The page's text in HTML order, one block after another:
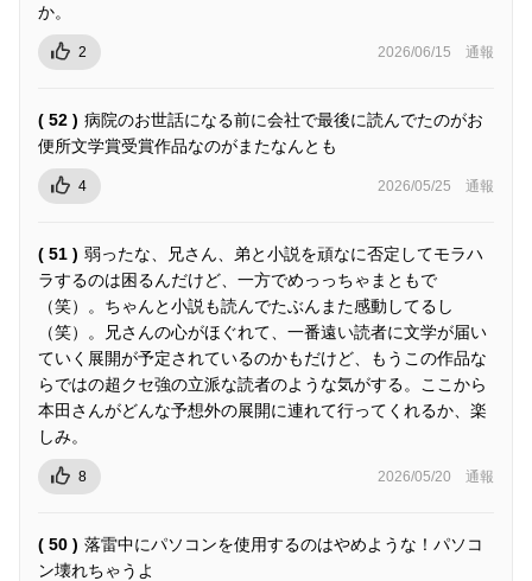
か。
2 2026/06/15 通報
( 52 ) 病院のお世話になる前に会社で最後に読んでたのがお
便所文学賞受賞作品なのがまたなんとも
4 2026/05/25 通報
( 51 ) 弱ったな、兄さん、弟と小説を頑なに否定してモラハ
ラするのは困るんだけど、一方でめっっちゃまともで
（笑）。ちゃんと小説も読んでたぶんまた感動してるし
（笑）。兄さんの心がほぐれて、一番遠い読者に文学が届い
ていく展開が予定されているのかもだけど、もうこの作品な
らではの超クセ強の立派な読者のような気がする。ここから
本田さんがどんな予想外の展開に連れて行ってくれるか、楽
しみ。
8 2026/05/20 通報
( 50 ) 落雷中にパソコンを使用するのはやめような！パソコ
ン壊れちゃうよ